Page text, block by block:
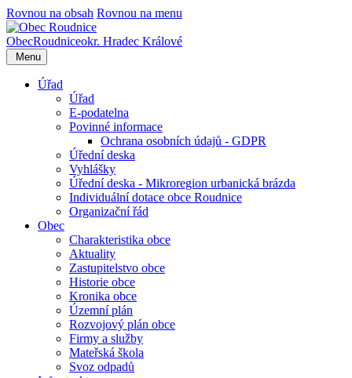
Rovnou na obsah Rovnou na menu
ObecRoudniceokr. Hradec Králové
Menu
Úřad
Úřad
E-podatelna
Povinné informace
Ochrana osobních údajů - GDPR
Úřední deska
Vyhlášky
Úřední deska - Mikroregion urbanická brázda
Individuální dotace obce Roudnice
Organizační řád
Obec
Charakteristika obce
Aktuality
Zastupitelstvo obce
Historie obce
Kronika obce
Územní plán
Rozvojový plán obce
Firmy a služby
Mateřská škola
Svoz odpadů